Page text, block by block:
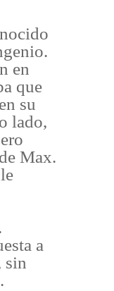
en
que
su
lado,
Max.
a
sin